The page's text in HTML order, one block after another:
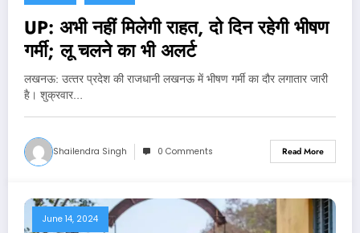
UP: अभी नहीं मिलेगी राहत, दो दिन रहेगी भीषण
गर्मी; लू चलने का भी अलर्ट
लखनऊ: उत्‍तर प्रदेश की राजधानी लखनऊ में भीषण गर्मी का दौर लगातार जारी
है। शुक्रवार…
Shailendra Singh 0 Comments Read More
June 14, 2024